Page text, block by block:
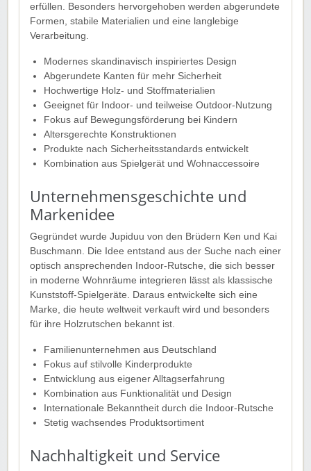
erfüllen. Besonders hervorgehoben werden abgerundete
Formen, stabile Materialien und eine langlebige
Verarbeitung.
Modernes skandinavisch inspiriertes Design
Abgerundete Kanten für mehr Sicherheit
Hochwertige Holz- und Stoffmaterialien
Geeignet für Indoor- und teilweise Outdoor-Nutzung
Fokus auf Bewegungsförderung bei Kindern
Altersgerechte Konstruktionen
Produkte nach Sicherheitsstandards entwickelt
Kombination aus Spielgerät und Wohnaccessoire
Unternehmensgeschichte und
Markenidee
Gegründet wurde Jupiduu von den Brüdern Ken und Kai
Buschmann. Die Idee entstand aus der Suche nach einer
optisch ansprechenden Indoor-Rutsche, die sich besser
in moderne Wohnräume integrieren lässt als klassische
Kunststoff-Spielgeräte. Daraus entwickelte sich eine
Marke, die heute weltweit verkauft wird und besonders
für ihre Holzrutschen bekannt ist.
Familienunternehmen aus Deutschland
Fokus auf stilvolle Kinderprodukte
Entwicklung aus eigener Alltagserfahrung
Kombination aus Funktionalität und Design
Internationale Bekanntheit durch die Indoor-Rutsche
Stetig wachsendes Produktsortiment
Nachhaltigkeit und Service